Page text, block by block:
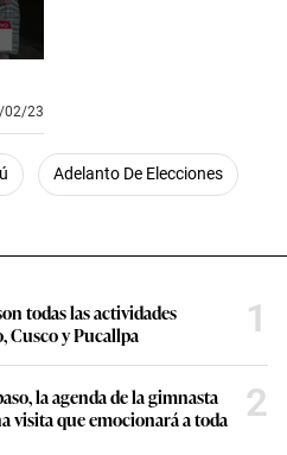
02/23
Adelanto De Elecciones
todas las actividades
Cusco y Pucallpa
1
la agenda de la gimnasta
visita que emocionará a toda
2